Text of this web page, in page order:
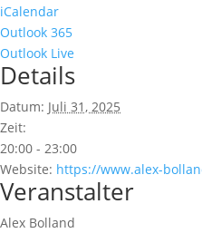
iCalendar
Outlook 365
Outlook Live
Details
Datum: Juli 31, 2025
Zeit:
20:00 - 23:00
Website: https://www.alex-
Veranstalter
Alex Bolland